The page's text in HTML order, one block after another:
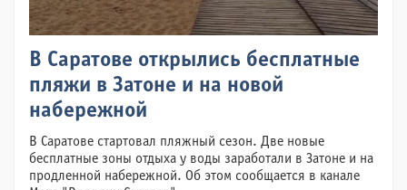
В Саратове открылись бесплатные
пляжи в Затоне и на новой
набережной
В Саратове стартовал пляжный сезон. Две новые
бесплатные зоны отдыха у воды заработали в Затоне и на
продленной набережной. Об этом сообщается в канале